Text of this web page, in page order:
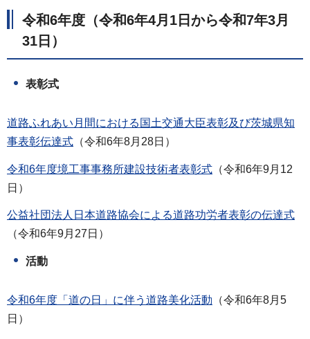
令和6年度（令和6年4月1日から令和7年3月
31日）
表彰式
道路ふれあい月間における国土交通大臣表彰及び茨城県知
事表彰伝達式 （令和6年8月28日）
令和6年度境工事事務所建設技術者表彰式 （令和6年9月12
日）
公益社団法人日本道路協会による道路功労者表彰の伝達式
（令和6年9月27日）
活動
令和6年度「道の日」に伴う道路美化活動 （令和6年8月5
日）